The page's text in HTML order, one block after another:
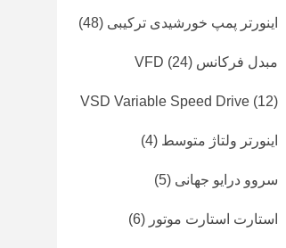
اینورتر پمپ خورشیدی ترکیبی (48)
مبدل فرکانس VFD (24)
VSD Variable Speed ​​Drive (12)
اینورتر ولتاژ متوسط (4)
سروو درایو جهانی (5)
استارت استارت موتور (6)